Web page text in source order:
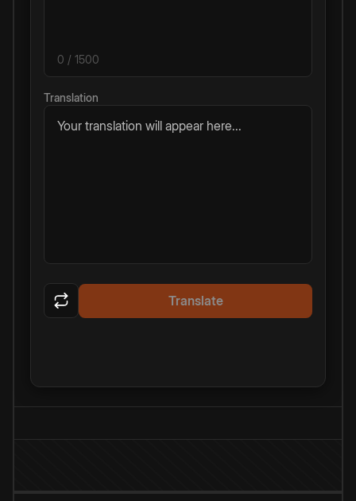
0 / 1500
Translation
Your translation will appear here...
Translate